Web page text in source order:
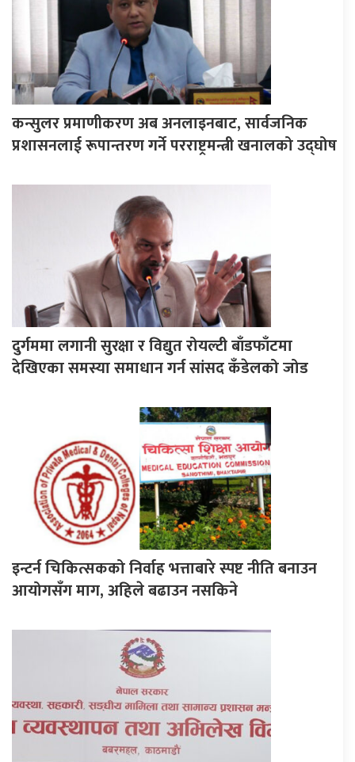
कन्सुलर प्रमाणीकरण अब अनलाइनबाट, सार्वजनिक
प्रशासनलाई रूपान्तरण गर्ने परराष्ट्रमन्त्री खनालको उद्घोष
दुर्गममा लगानी सुरक्षा र विद्युत रोयल्टी बाँडफाँटमा
देखिएका समस्या समाधान गर्न सांसद कँडेलको जोड
इन्टर्न चिकित्सकको निर्वाह भत्ताबारे स्पष्ट नीति बनाउन
आयोगसँग माग, अहिले बढाउन नसकिने